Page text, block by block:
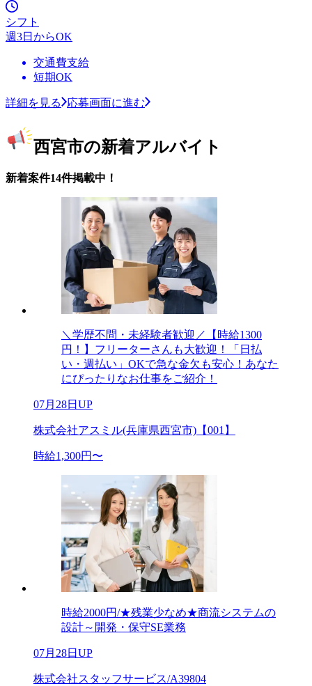
シフト
週3日からOK
交通費支給
短期OK
詳細を見る 応募画面に進む
西宮市の新着アルバイト
新着案件14件掲載中！
＼学歴不問・未経験者歓迎／【時給1300
円！】フリーターさんも大歓迎！「日払
い・週払い」OKで急な金欠も安心！あなた
にぴったりなお仕事をご紹介！
07月28日UP
株式会社アスミル(兵庫県西宮市)【001】
時給1,300円〜
時給2000円/★残業少なめ★商流システムの
設計～開発・保守SE業務
07月28日UP
株式会社スタッフサービス/A39804